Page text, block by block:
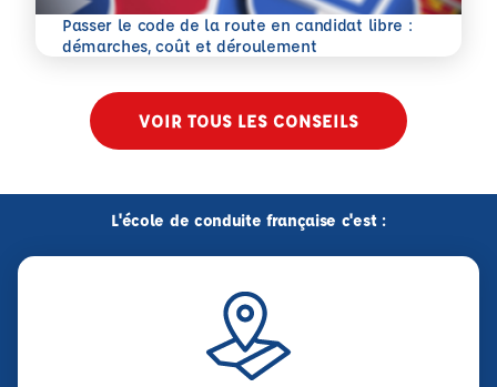
Passer le code de la route en candidat libre :
démarches, coût et déroulement
En savoir plus
VOIR TOUS LES CONSEILS
L'école de conduite française c'est :